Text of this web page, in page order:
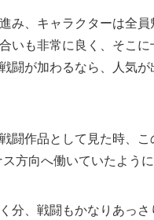
み、キャラクターは全員
いも非常に良く、そこに
闘が加わるなら、人気が
闘作品として見た時、こ
方向へ働いていたように
分、戦闘もかなりあっさ